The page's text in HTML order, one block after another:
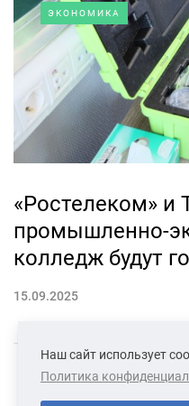
ЭКОНОМИКА
«Ростелеком» и
промышленно-
колледж будут
15.09.2025
СВЯЗАТЬСЯ С
Наш сайт использует
Политика